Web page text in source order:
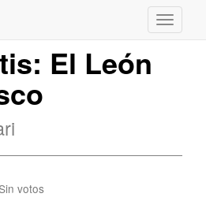
El León
votos